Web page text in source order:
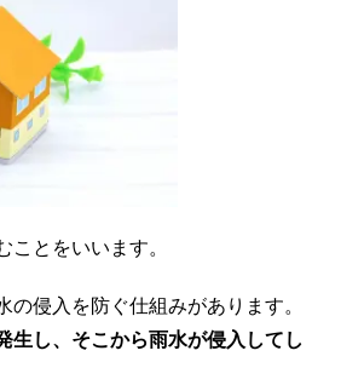
とをいいます。
侵入を防ぐ仕組みがあります。
生し、そこから雨水が侵入してし